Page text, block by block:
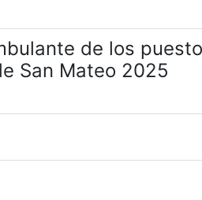
de los
San Mateo 2025